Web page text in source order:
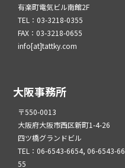
有楽町電気ビル南館2F
TEL：03-3218-0355
FAX：03-3218-0655
info[at]tattky.com
大阪事務所
〒550-0013
大阪府大阪市西区新町1-4-26
四ツ橋グランドビル
TEL：06-6543-6654, 06-6543-66
55